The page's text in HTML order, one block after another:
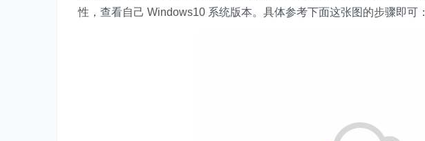
性，查看自己 Windows10 系统版本。具体参考下面这张图的步骤即可：